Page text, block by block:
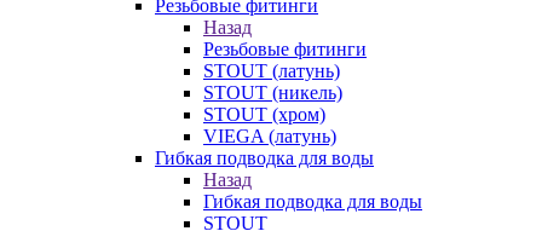
Резьбовые фитинги
Назад
Резьбовые фитинги
STOUT (латунь)
STOUT (никель)
STOUT (хром)
VIEGA (латунь)
Гибкая подводка для воды
Назад
Гибкая подводка для воды
STOUT